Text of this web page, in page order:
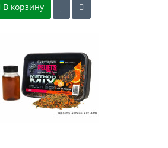
В корзину